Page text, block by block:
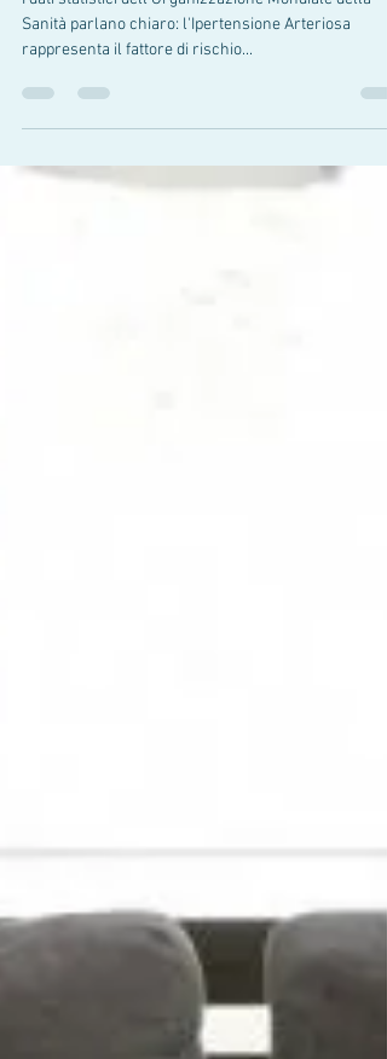
Arteriosa!
I dati statistici dell'Organizzazione Mondiale della
Sanità parlano chiaro: l'Ipertensione Arteriosa